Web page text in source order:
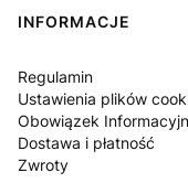
Linki w stopce
INFORMACJE
Regulamin
Ustawienia plików
Obowiązek
Dostawa i płatność
Zwroty